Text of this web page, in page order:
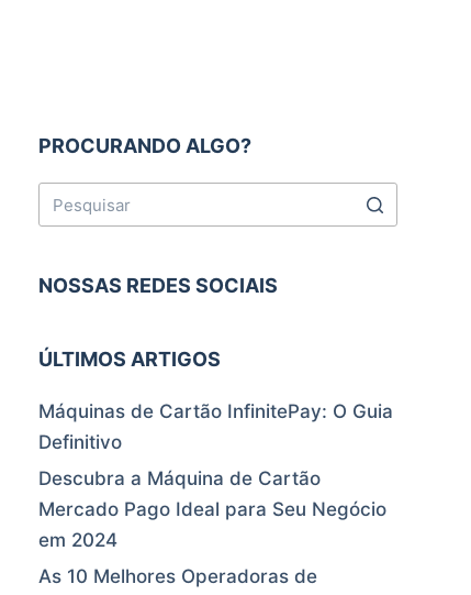
PROCURANDO ALGO?
NOSSAS REDES SOCIAIS
ÚLTIMOS ARTIGOS
Máquinas de Cartão InfinitePay: O Guia
Definitivo
Descubra a Máquina de Cartão
Mercado Pago Ideal para Seu Negócio
em 2024
As 10 Melhores Operadoras de